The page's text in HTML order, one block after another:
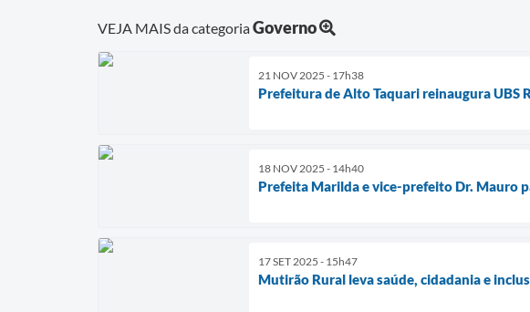
VEJA MAIS da categoriaGoverno
21 NOV 2025 - 17h38
Prefeitura de Alto Taquari reinaugura UBS
18 NOV 2025 - 14h40
Prefeita Marilda e vice-prefeito Dr. Mauro
17 SET 2025 - 15h47
Mutirão Rural leva saúde, cidadania e